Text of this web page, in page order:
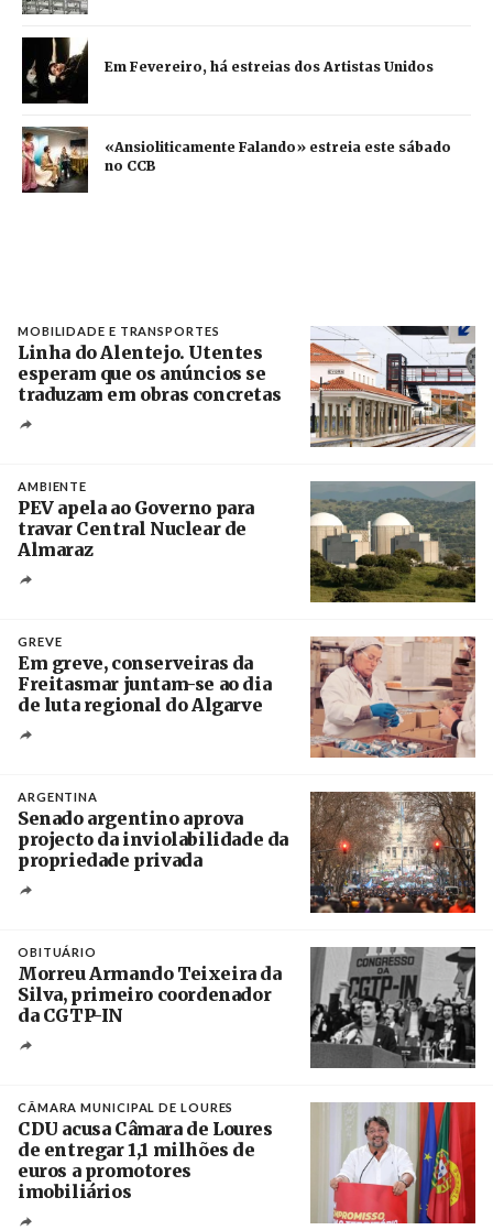
Em Fevereiro, há estreias dos Artistas Unidos
«Ansioliticamente Falando» estreia este sábado
no CCB
MOBILIDADE E TRANSPORTES
Linha do Alentejo. Utentes
esperam que os anúncios se
traduzam em obras concretas
AMBIENTE
PEV apela ao Governo para
travar Central Nuclear de
Almaraz
GREVE
Em greve, conserveiras da
Freitasmar juntam-se ao dia
de luta regional do Algarve
ARGENTINA
Senado argentino aprova
projecto da inviolabilidade da
propriedade privada
OBITUÁRIO
Morreu Armando Teixeira da
Silva, primeiro coordenador
da CGTP-IN
CÂMARA MUNICIPAL DE LOURES
CDU acusa Câmara de Loures
de entregar 1,1 milhões de
euros a promotores
imobiliários